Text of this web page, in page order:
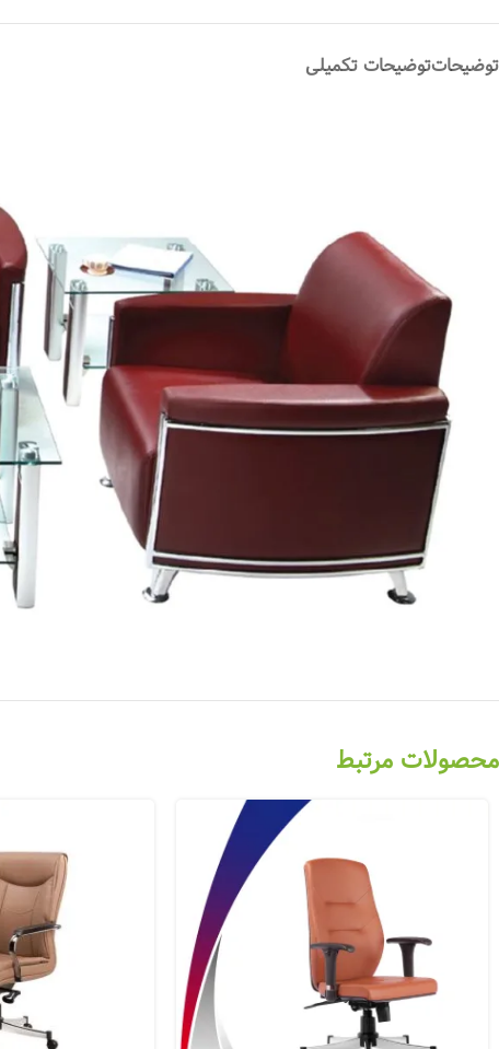
توضیحاتتوضیحات تکمیلی
محصولات مرتبط